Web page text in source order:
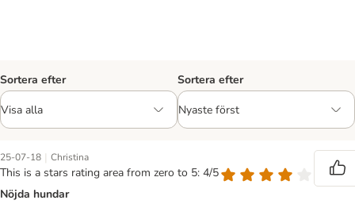
Sortera efter Sortera efter
25-07-18 | Christina
This is a stars rating area from zero to 5: 4/5
Nöjda hundar